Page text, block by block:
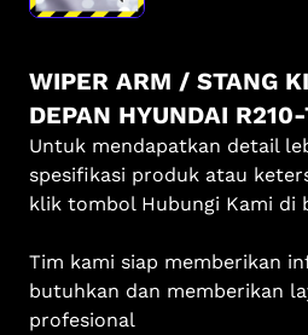
WIPER ARM / STANG
DEPAN HYUNDAI
Untuk mendapatkan detail
spesifikasi produk atau
klik tombol Hubungi Kami di
Tim kami siap memberikan
butuhkan dan memberikan
profesional